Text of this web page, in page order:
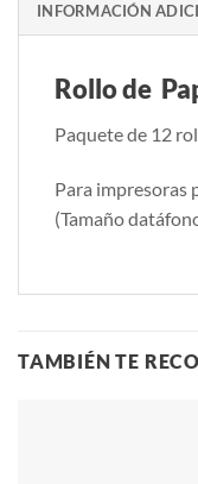
INFORMACIÓN
Rollo de
Paquete de 12
Para impresoras
(Tamaño
TAMBIÉN TE